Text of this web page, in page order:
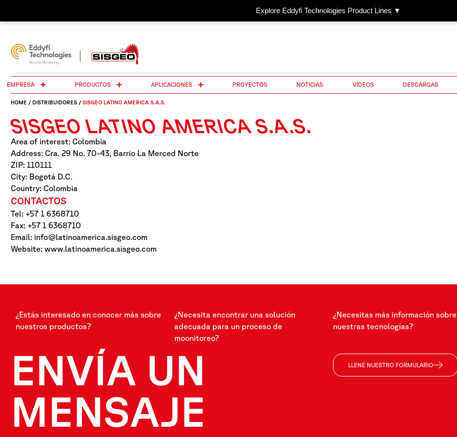
Explore Eddyfi Technologies Product Lines ▼
EMPRESA PRODUCTOS APLICACIONES PROYECTOS NOTICIAS VÍDEOS DESCARGAS
HOME / DISTRIBUIDORES / SISGEO LATINO AMERICA S.A.S.
SISGEO LATINO AMERICA S.A.S.
Area of interest: Colombia
Address: Cra. 29 No. 70-43, Barrio La Merced Norte
ZIP: 110111
City: Bogotá D.C.
Country: Colombia
CONTACTOS
Tel: +57 1 6368710
Fax: +57 1 6368710
Email: info@latinoamerica.sisgeo.com
Website: www.latinoamerica.sisgeo.com
¿Estás interesado en conocer más sobre
nuestros productos?
¿Necesita encontrar una solución
adecuada para un proceso de
moonitoreo?
¿Necesitas más información sobre
nuestras tecnologías?
ENVÍA UN
MENSAJE
LLENE NUESTRO FORMULARIO